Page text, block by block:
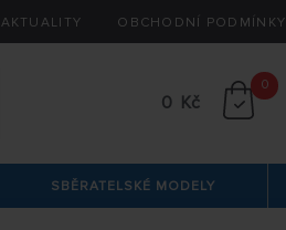
AKTUALITY OBCHODNÍ PODMÍNKY
0 Kč
0
SBĚRATELSKÉ MODELY